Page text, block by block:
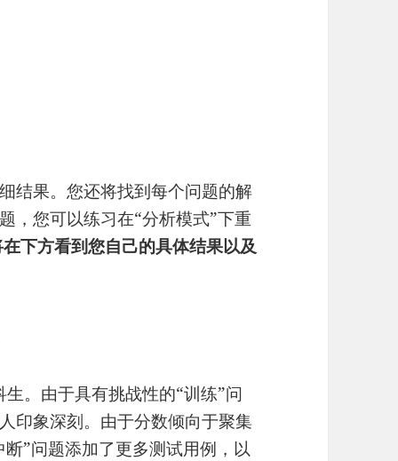
结果。您还将找到每个问题的解
，您可以练习在“分析模式”下重
下方看到您自己的具体结果以及
。由于具有挑战性的“训练”问
印象深刻。由于分数倾向于聚集
”问题添加了更多测试用例，以